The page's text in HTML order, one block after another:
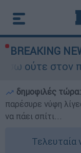
BREAKING
ούτε
δημοφιλές τώρα:
παρέσυρε νύφη
να πάει σπίτι...
Τελευταία